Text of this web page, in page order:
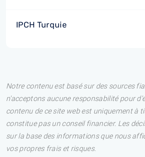
IPCH Turquie
Notre contenu est basé sur des sources
n'acceptons aucune responsabilité pour
contenu de ce site web est uniquement à
constitue pas un conseil financier. Les
sur la base des informations que nous
vos propres frais et risques.